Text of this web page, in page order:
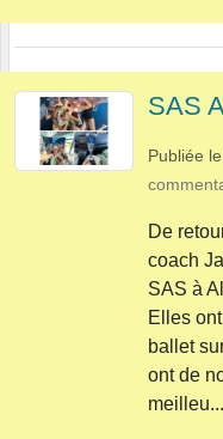
SAS
Publiée le
De
coach
SAS à
Elles
ballet
ont de
meilleu...